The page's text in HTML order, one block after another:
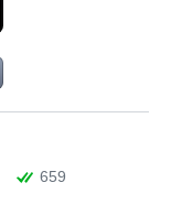
659